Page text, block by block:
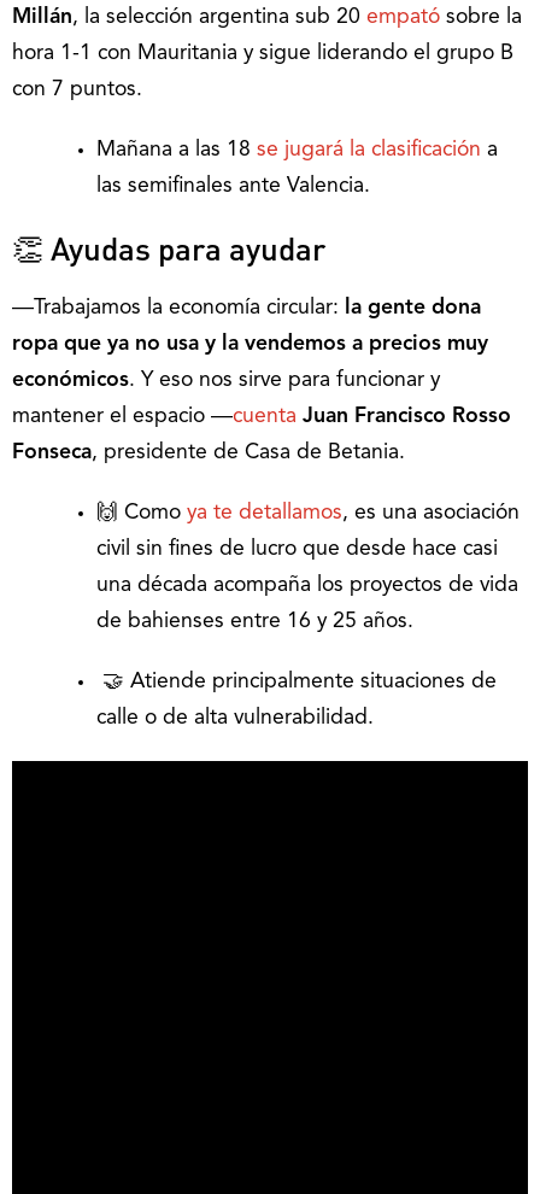
Millán, la selección argentina sub 20 empató sobre la
hora 1-1 con Mauritania y sigue liderando el grupo B
con 7 puntos.
Mañana a las 18 se jugará la clasificación a
las semifinales ante Valencia.
👏 Ayudas para ayudar
―Trabajamos la economía circular:
la gente dona
ropa que ya no usa y la vendemos a precios muy
económicos. Y eso nos sirve para funcionar y
mantener el espacio ―cuenta Juan Francisco Rosso
Fonseca, presidente de Casa de Betania.
🙌 Como ya te detallamos, es una asociación
civil sin fines de lucro que desde hace casi
una década acompaña los proyectos de vida
de bahienses entre 16 y 25 años.
🤝 Atiende principalmente situaciones de
calle o de alta vulnerabilidad.